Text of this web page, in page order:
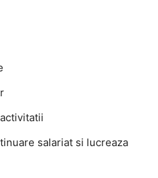
salariat si lucreaza